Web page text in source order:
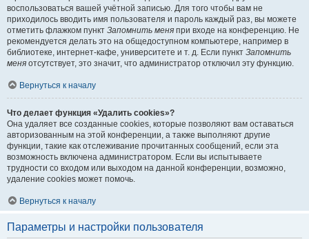
воспользоваться вашей учётной записью. Для того чтобы вам не
приходилось вводить имя пользователя и пароль каждый раз, вы можете
отметить флажком пункт Запомнить меня при входе на конференцию. Не
рекомендуется делать это на общедоступном компьютере, например в
библиотеке, интернет-кафе, университете и т. д. Если пункт Запомнить
меня отсутствует, это значит, что администратор отключил эту функцию.
Вернуться к началу
Что делает функция «Удалить cookies»?
Она удаляет все созданные cookies, которые позволяют вам оставаться
авторизованным на этой конференции, а также выполняют другие
функции, такие как отслеживание прочитанных сообщений, если эта
возможность включена администратором. Если вы испытываете
трудности со входом или выходом на данной конференции, возможно,
удаление cookies может помочь.
Вернуться к началу
Параметры и настройки пользователя